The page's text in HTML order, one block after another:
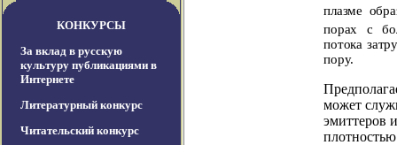
КОНКУРСЫ
За вклад в русскую
культуру публикациями в
Интернете
Литературный конкурс
Читательский конкурс
плазме
порах с
потока
пору.
может
эмиттеров